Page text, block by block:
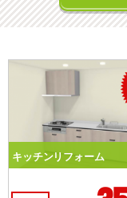
64
%OFF
ォーム